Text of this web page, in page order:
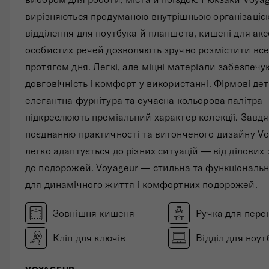
Складані сумки
Дивитись все
вирізняються продуманою внутрішньою
відділення для ноутбука й планшета, кишені для
особистих речей дозволяють зручно розмістити
протягом дня. Легкі, але міцні матеріали
довговічність і комфорт у використанні. Фірмові
елегантна фурнітура та сучасна кольорова палітра
підкреслюють преміальний характер колекції.
поєднанню практичності та витонченого дизайну
легко адаптується до різних ситуацій — від ділових
до подорожей. Voyageur — стильна та
для динамічного життя і комфортних подорожей.
Зовнішня кишеня Ручка для
Кліп для ключів Відділ для